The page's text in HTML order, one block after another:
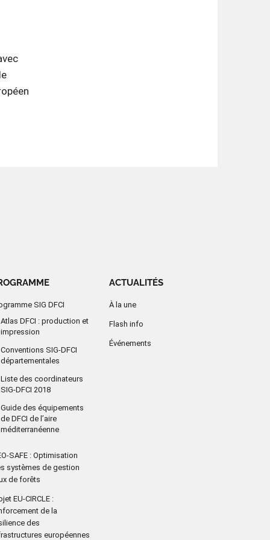
SIG DFCI
Atlas DFCI : production et
impression
Conventions SIG-DFCI
départementales
Liste des coordinateurs
SIG-DFCI 2018
Guide des équipements
de DFCI de l’aire
méditerranéenne
SAFE : Optimisation
systèmes de gestion
de forêts
EU-CIRCLE :
de la
des
européennes
ACTUALITÉS
À la une
Flash info
Événements